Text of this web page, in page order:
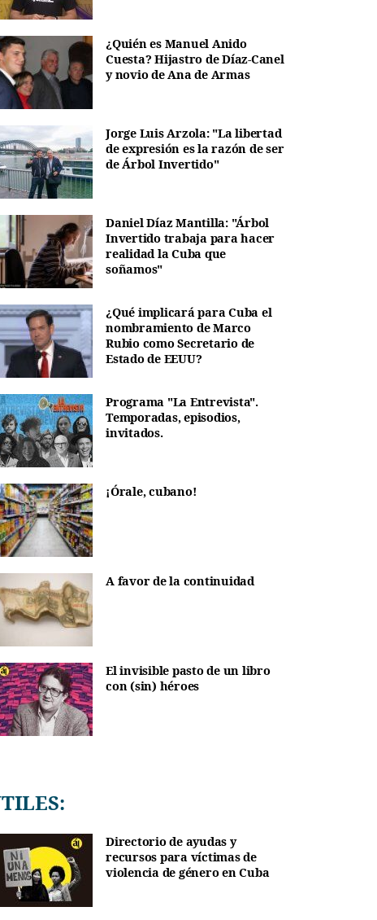
¿Quién es Manuel Anido
Cuesta? Hijastro de Díaz-Canel
y novio de Ana de Armas
Jorge Luis Arzola: "La libertad
de expresión es la razón de ser
de Árbol Invertido"
Daniel Díaz Mantilla: "Árbol
Invertido trabaja para hacer
realidad la Cuba que
soñamos"
¿Qué implicará para Cuba el
nombramiento de Marco
Rubio como Secretario de
Estado de EEUU?
Programa "La Entrevista".
Temporadas, episodios,
invitados.
¡Órale, cubano!
A favor de la continuidad
El invisible pasto de un libro
con (sin) héroes
ÚTILES:
Directorio de ayudas y
recursos para víctimas de
violencia de género en Cuba